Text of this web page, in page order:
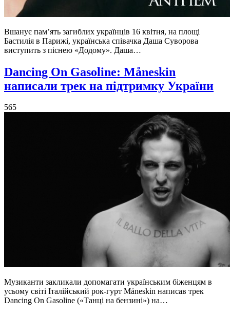
Вшанує пам’ять загиблих українців 16 квітня, на площі
Бастилія в Парижі, українська співачка Даша Суворова
виступить з піснею «Додому». Даша…
Dancing On Gasoline: Måneskin
написали трек на підтримку України
565
Музиканти закликали допомагати українським біженцям в
усьому світі Італійський рок-гурт Måneskin написав трек
Dancing On Gasoline («Танці на бензині») на…